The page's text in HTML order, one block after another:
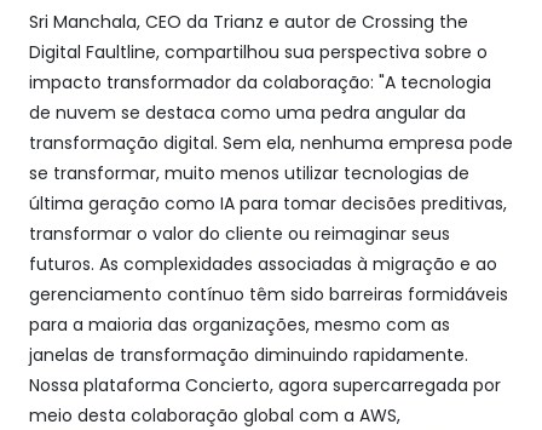
Sri Manchala, CEO da Trianz e autor de Crossing the
Digital Faultline, compartilhou sua perspectiva sobre o
impacto transformador da colaboração: "A tecnologia
de nuvem se destaca como uma pedra angular da
transformação digital. Sem ela, nenhuma empresa pode
se transformar, muito menos utilizar tecnologias de
última geração como IA para tomar decisões preditivas,
transformar o valor do cliente ou reimaginar seus
futuros. As complexidades associadas à migração e ao
gerenciamento contínuo têm sido barreiras formidáveis
para a maioria das organizações, mesmo com as
janelas de transformação diminuindo rapidamente.
Nossa plataforma Concierto, agora supercarregada por
meio desta colaboração global com a AWS,